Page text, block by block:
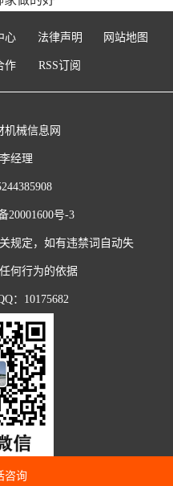
心 法律声明 网站地图
作 RSS订阅
械信息网
经理
20001600号-3
规定，如有违禁词自动失
何行为的依据
：10175682
咨询